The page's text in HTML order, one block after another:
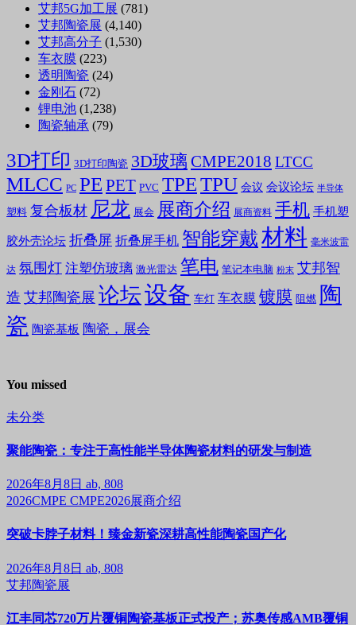
艾邦5G加工展 (781)
艾邦陶瓷展 (4,140)
艾邦高分子 (1,530)
车衣膜 (223)
透明陶瓷 (24)
金刚石 (72)
锂电池 (1,238)
陶瓷轴承 (79)
3D打印 3D打印陶瓷 3D玻璃 CMPE2018 LTCC
MLCC PC PE PET PVC TPETPU 会议 会议论坛 半导体
塑料 复合板材 尼龙 展会 展商介绍 展商资料 手机 手机塑
胶外壳论坛 折叠屏 折叠屏手机 智能穿戴材料 毫米波雷
达 氛围灯 注塑仿玻璃 激光雷达 笔电 笔记本电脑 粉末 艾邦智
造 艾邦陶瓷展 论坛设备 车灯 车衣膜 镀膜 阻燃 陶
瓷 陶瓷基板 陶瓷，展会
You missed
未分类
聚能陶瓷：专注于高性能半导体陶瓷材料的研发与制造
2026年8月8日 ab, 808
2026CMPE CMPE2026展商介绍
突破卡脖子材料！臻金新瓷深耕高性能陶瓷国产化
2026年8月8日 ab, 808
艾邦陶瓷展
江丰同芯720万片覆铜陶瓷基板正式投产；苏奥传感AMB覆铜